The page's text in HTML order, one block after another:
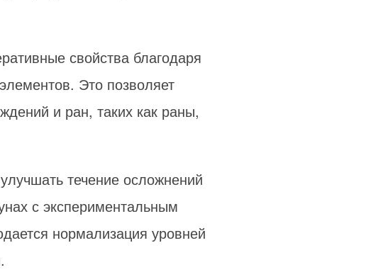
свойства благодаря
Это позволяет
и ран, таких как раны,
течение осложнений
с экспериментальным
нормализация уровней